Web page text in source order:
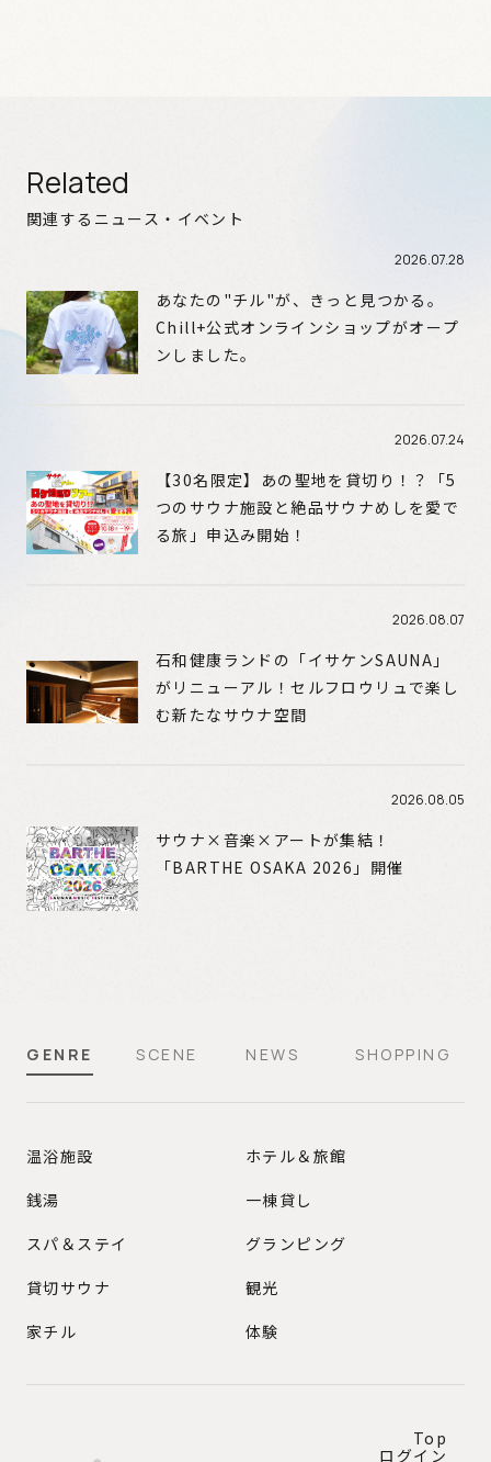
Related
関連するニュース・イベント
2026.07.28
あなたの"チル"が、きっと見つかる。
Chill+公式オンラインショップがオープ
ンしました。
2026.07.24
【30名限定】あの聖地を貸切り！？「5
つのサウナ施設と絶品サウナめしを愛で
る旅」申込み開始！
2026.08.07
石和健康ランドの「イサケンSAUNA」
がリニューアル！セルフロウリュで楽し
む新たなサウナ空間
2026.08.05
サウナ×音楽×アートが集結！
「BARTHE OSAKA 2026」開催
GENRE SCENE NEWS SHOPPING
GENRE
温浴施設
銭湯
スパ＆ステイ
貸切サウナ
家チル
ホテル＆旅館
一棟貸し
グランピング
観光
体験
Top
ログイン